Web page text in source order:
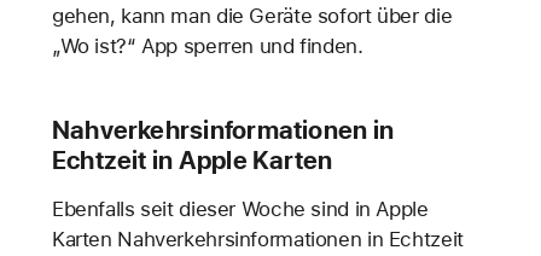
gehen, kann man die Geräte sofort über die
„Wo ist?“ App sperren und finden.
Nahverkehrsinformationen in
Echtzeit in Apple Karten
Ebenfalls seit dieser Woche sind in Apple
Karten Nahverkehrsinformationen in Echtzeit